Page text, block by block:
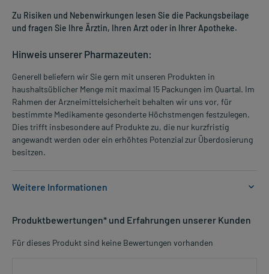
Zu Risiken und Nebenwirkungen lesen Sie die Packungsbeilage
und fragen Sie Ihre Ärztin, Ihren Arzt oder in Ihrer Apotheke.
Hinweis unserer Pharmazeuten:
Generell beliefern wir Sie gern mit unseren Produkten in
haushaltsüblicher Menge mit maximal 15 Packungen im Quartal. Im
Rahmen der Arzneimittelsicherheit behalten wir uns vor, für
bestimmte Medikamente gesonderte Höchstmengen festzulegen.
Dies trifft insbesondere auf Produkte zu, die nur kurzfristig
angewandt werden oder ein erhöhtes Potenzial zur Überdosierung
besitzen.
Weitere Informationen
- Nachgewiesener Calcium- und Vitamin D3-Mangel
- Unterstützende Behandlung der Osteoporose
Produktbewertungen* und Erfahrungen unserer Kunden
Für dieses Produkt sind keine Bewertungen vorhanden